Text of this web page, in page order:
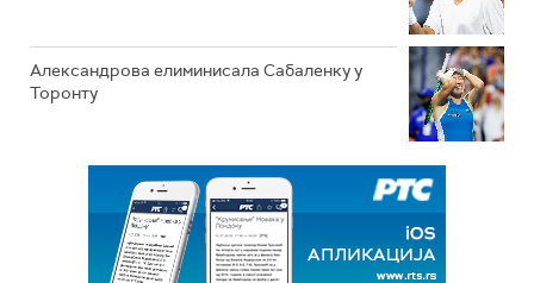
Александрова елиминисала Сабаленку у
Торонту